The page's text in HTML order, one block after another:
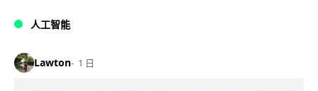
人工智能
Lawton 1 日